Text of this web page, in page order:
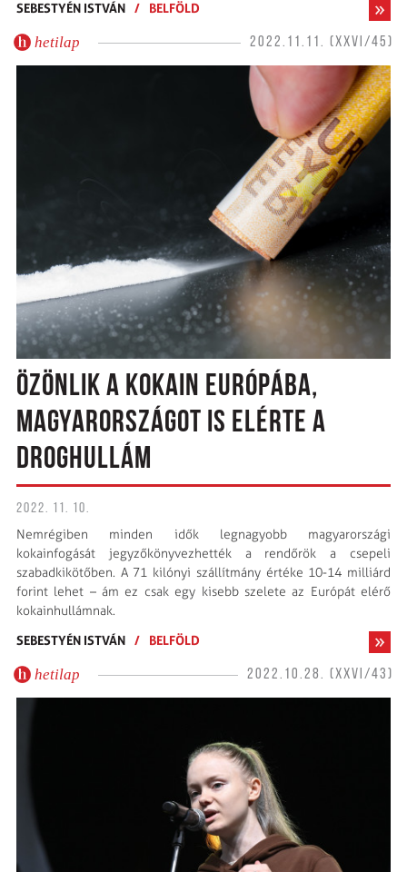
SEBESTYÉN ISTVÁN / BELFÖLD
hetilap 2022.11.11. (XXVI/45)
ÖZÖNLIK A KOKAIN EURÓPÁBA,
MAGYARORSZÁGOT IS ELÉRTE A
DROGHULLÁM
2022. 11. 10.
Nemrégiben minden idők legnagyobb magyarországi
kokainfogását jegyzőkönyvezhették a rendőrök a csepeli
szabadkikötőben. A 71 kilónyi szállítmány értéke 10-14 milliárd
forint lehet – ám ez csak egy kisebb szelete az Európát elérő
kokainhullámnak.
SEBESTYÉN ISTVÁN / BELFÖLD
hetilap 2022.10.28. (XXVI/43)